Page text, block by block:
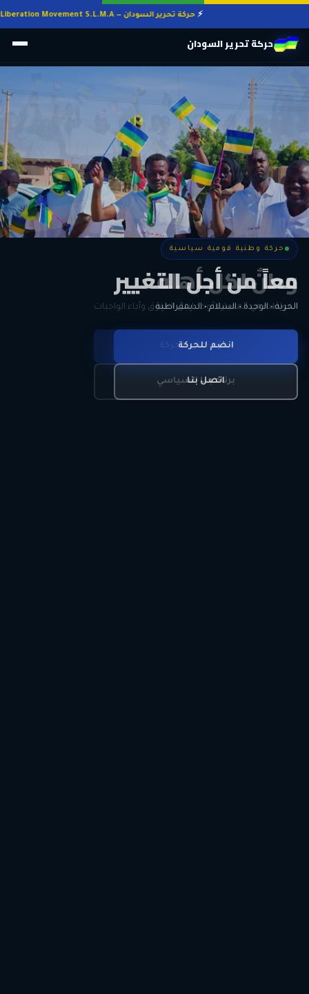
حركة تحرير السودان — Sudan Liberation Movement S.L.M.A
حركة تحرير السودان
حركة وطنية قومية سياسية
وطنٌ لكل أهله
المواطنة هي المعيار الأوحد لنيل الحقوق وأداء الواجبات
تعرّف على الحركة
برنامجنا السياسي
حركة وطنية قومية سياسية
معاً من أجل التغيير
الحرية • الوحدة • السلام • الديمقراطية
انضم للحركة
اتصل بنا